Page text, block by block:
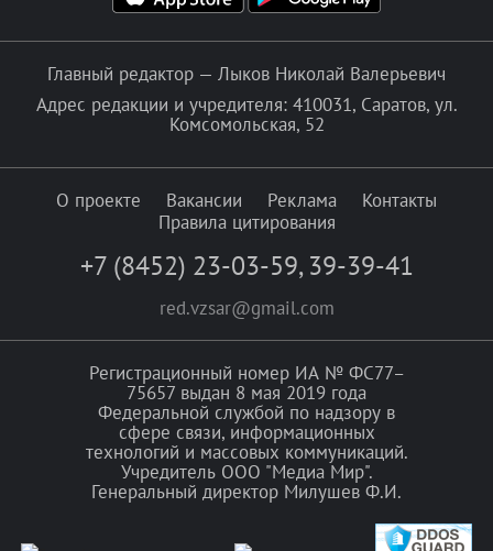
Главный редактор — Лыков Николай Валерьевич
Адрес редакции и учредителя: 410031, Саратов, ул.
Комсомольская, 52
О проекте Вакансии Реклама
Контакты
Правила цитирования
+7 (8452) 23-03-59, 39-39-41
red.vzsar@gmail.com
Регистрационный номер ИА № ФС77–
75657 выдан 8 мая 2019 года
Федеральной службой по надзору в
сфере связи, информационных
технологий и массовых коммуникаций.
Учредитель ООО "Медиа Мир".
Генеральный директор Милушев Ф.И.